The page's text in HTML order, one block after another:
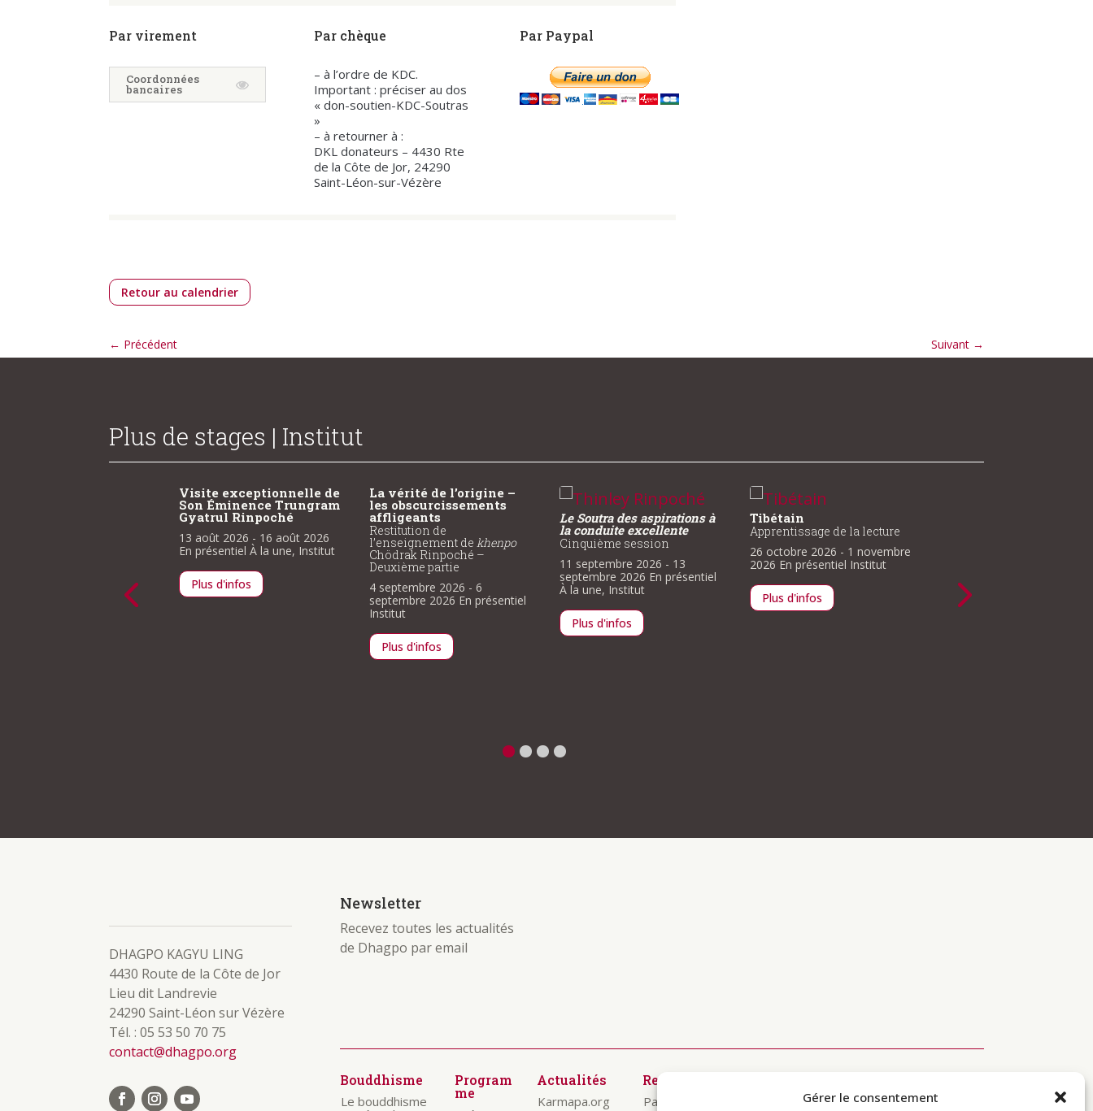
Gérer le consentement
Par virement
Coordonnées
bancaires
Par chèque
– à l’ordre de KDC.
Important : préciser au dos
« don-soutien-KDC-Soutras
»
– à retourner à :
DKL donateurs – 4430 Rte
de la Côte de Jor, 24290
Saint-Léon-sur-Vézère
Par Paypal
Retour au calendrier
← Précédent Suivant→
Plus de stages | Institut
La vérité de l’origine –
les obscurcissements
affligeants
Restitution de
l’enseignement dekhenpo
Chödrak Rinpoché –
Deuxième partie
4 septembre 2026
septembre 2026
Le Soutra des aspirations à
la conduite excellente
Cinquième session
11 septembre 2026- 13
septembre 2026En présentiel
À la une,Institut
Plus d'infos
Tibétain
Apprentissage de la lecture
26 octobre 2026- 1 novembre
2026En présentiel Institut
Plus d'infos
Histoire du bouddhisme
– Première partie
Restitution de l’explication
de khenpoChödrak Rinpoché
14 novembre 2026
novembre 2026En présentiel
Institut
20 novembre 2026
novembre 2026
DHAGPO KAGYU LING
4430 Route de la Côte de Jor
Lieu dit Landrevie
24290 Saint-Léon sur Vézère
Tél. : 05 53 50 70 75
contact@dhagpo.org
Newsletter
Recevez toutes les actualités
de Dhagpo par email
Bouddhisme
Le bouddhisme
Program
me
Actualités
Karmapa.org
Ressources
Paroles des
Diffusion du
Modalités